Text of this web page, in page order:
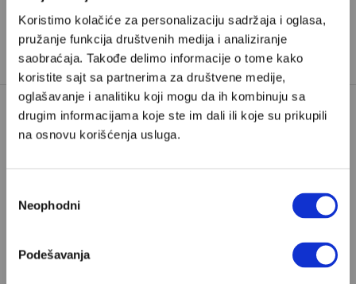
Koristimo kolačiće za personalizaciju sadržaja i oglasa,
pružanje funkcija društvenih medija i analiziranje
saobraćaja. Takođe delimo informacije o tome kako
koristite sajt sa partnerima za društvene medije,
oglašavanje i analitiku koji mogu da ih kombinuju sa
drugim informacijama koje ste im dali ili koje su prikupili
na osnovu korišćenja usluga.
сагласности
Neophodni
Podešavanja
Dejan Stojiljkovićje pisac iz Niša i saradnik Velikih
priča
HUNJADI
JANJOŠ HUNJADI